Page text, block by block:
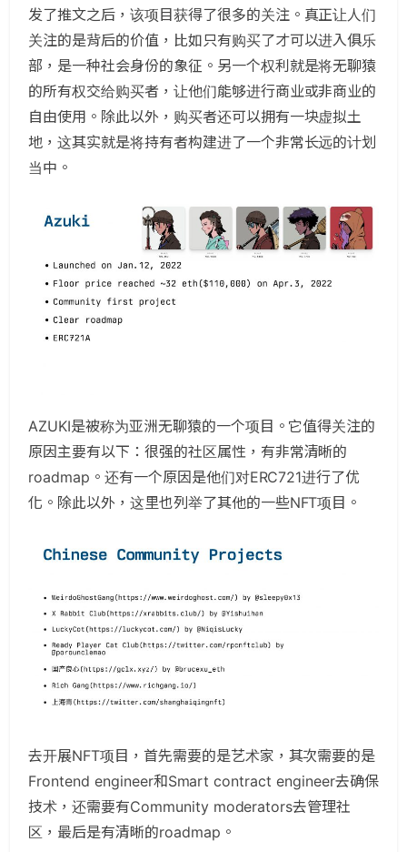
发了推文之后，该项目获得了很多的关注。真正让人们
关注的是背后的价值，比如只有购买了才可以进入俱乐
部，是一种社会身份的象征。另一个权利就是将无聊猿
的所有权交给购买者，让他们能够进行商业或非商业的
自由使用。除此以外，购买者还可以拥有一块虚拟土
地，这其实就是将持有者构建进了一个非常长远的计划
当中。
AZUKI是被称为亚洲无聊猿的一个项目。它值得关注的
原因主要有以下：很强的社区属性，有非常清晰的
roadmap。还有一个原因是他们对ERC721进行了优
化。除此以外，这里也列举了其他的一些NFT项目。
去开展NFT项目，首先需要的是艺术家，其次需要的是
Frontend engineer和Smart contract engineer去确保
技术，还需要有Community moderators去管理社
区，最后是有清晰的roadmap。